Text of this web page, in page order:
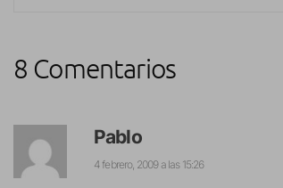
8 Comentarios
Pablo
4 febrero, 2009 a las 15:26